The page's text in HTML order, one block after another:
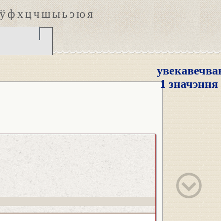
ўфхцчшыьэюя
1 значэння